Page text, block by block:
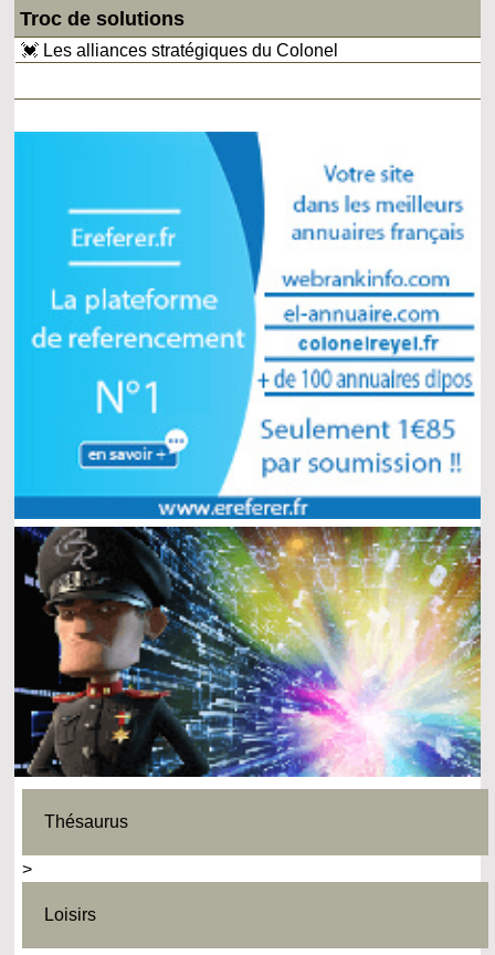
Troc de solutions
💓 Les alliances stratégiques du Colonel
Thésaurus
>
Loisirs